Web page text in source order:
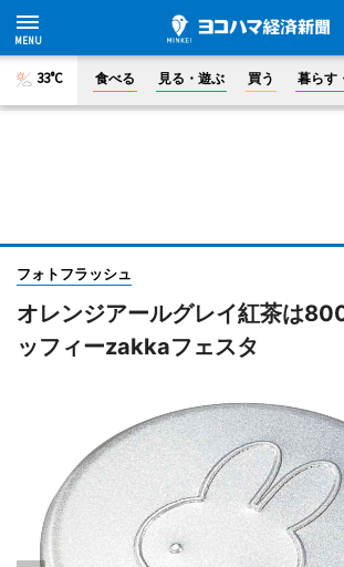
33°C 食べる 見る・遊ぶ 買う 暮らす
フォトフラッシュ
オレンジアールグレイ紅茶は
ッフィーzakkaフェスタ